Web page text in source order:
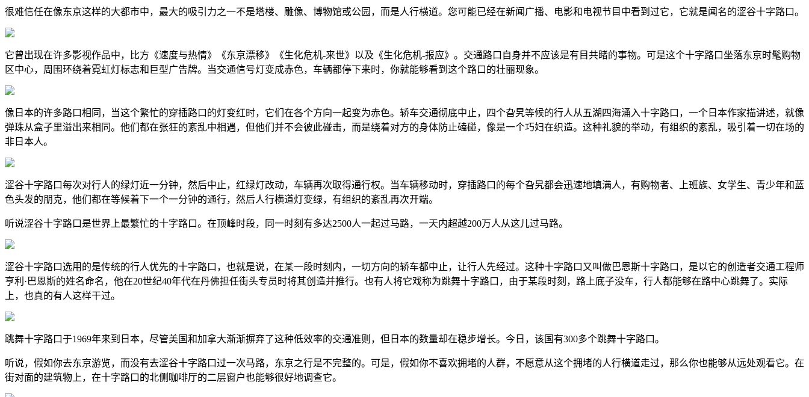
很难信任在像东京这样的大都市中，最大的吸引力之一不是塔楼、雕像、博物馆或公园，而是人行横道。您可能已经在新闻广播、电影和电视节目中看到过它，它就是闻名的涩谷十字路口。
它曾出现在许多影视作品中，比方《速度与热情》《东京漂移》《生化危机-来世》以及《生化危机-报应》。交通路口自身并不应该是有目共睹的事物。可是这个十字路口坐落东京时髦购物
区中心，周围环绕着霓虹灯标志和巨型广告牌。当交通信号灯变成赤色，车辆都停下来时，你就能够看到这个路口的壮丽现象。
像日本的许多路口相同，当这个繁忙的穿插路口的灯变红时，它们在各个方向一起变为赤色。轿车交通彻底中止，四个旮旯等候的行人从五湖四海涌入十字路口，一个日本作家描讲述，就像
弹珠从盒子里溢出来相同。他们都在张狂的紊乱中相遇，但他们并不会彼此碰击，而是绕着对方的身体防止磕碰，像是一个巧妇在织造。这种礼貌的举动，有组织的紊乱，吸引着一切在场的
非日本人。
涩谷十字路口每次对行人的绿灯近一分钟，然后中止，红绿灯改动，车辆再次取得通行权。当车辆移动时，穿插路口的每个旮旯都会迅速地填满人，有购物者、上班族、女学生、青少年和蓝
色头发的朋克，他们都在等候着下一个一分钟的通行，然后人行横道灯变绿，有组织的紊乱再次开端。
听说涩谷十字路口是世界上最繁忙的十字路口。在顶峰时段，同一时刻有多达2500人一起过马路，一天内超越200万人从这儿过马路。
涩谷十字路口选用的是传统的行人优先的十字路口，也就是说，在某一段时刻内，一切方向的轿车都中止，让行人先经过。这种十字路口又叫做巴恩斯十字路口，是以它的创造者交通工程师
亨利·巴恩斯的姓名命名，他在20世纪40年代在丹佛担任街头专员时将其创造并推行。也有人将它戏称为跳舞十字路口，由于某段时刻，路上底子没车，行人都能够在路中心跳舞了。实际
上，也真的有人这样干过。
跳舞十字路口于1969年来到日本，尽管美国和加拿大渐渐摒弃了这种低效率的交通准则，但日本的数量却在稳步增长。今日，该国有300多个跳舞十字路口。
听说，假如你去东京游览，而没有去涩谷十字路口过一次马路，东京之行是不完整的。可是，假如你不喜欢拥堵的人群，不愿意从这个拥堵的人行横道走过，那么你也能够从远处观看它。在
街对面的建筑物上，在十字路口的北侧咖啡厅的二层窗户也能够很好地调查它。